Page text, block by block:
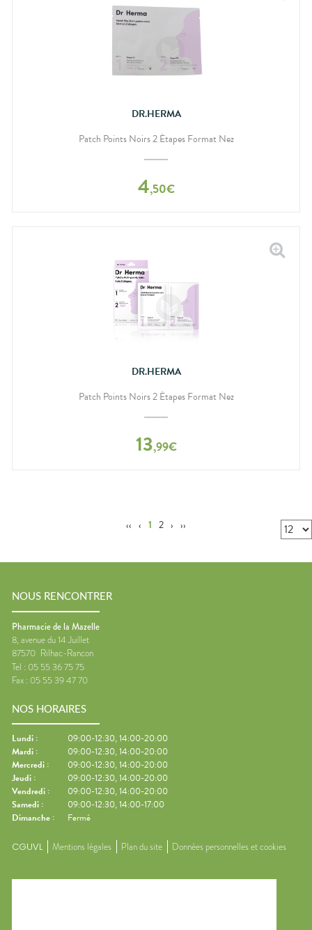
DR.HERMA
Patch Points Noirs 2 Étapes Format Nez
4,50€
DR.HERMA
Patch Points Noirs 2 Étapes Format Nez
13,99€
‹‹ ‹ 1 2 › ››
NOUS RENCONTRER
Pharmacie de la Mazelle
8, avenue du 14 Juillet
87570 Rilhac-Rancon
Tel : 05 55 36 75 75
Fax : 05 55 39 47 70
NOS HORAIRES
Lundi :
09:00-12:30, 14:00-20:00
Mardi :
09:00-12:30, 14:00-20:00
Mercredi :
09:00-12:30, 14:00-20:00
Jeudi :
09:00-12:30, 14:00-20:00
Vendredi :
09:00-12:30, 14:00-20:00
Samedi :
09:00-12:30, 14:00-17:00
Dimanche : Fermé
CGUVL Mentions légales Plan du site Données personnelles et cookies